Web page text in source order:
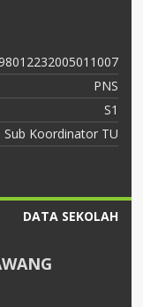
PNS
S1
Sub Koordinator TU
DATA SEKOLAH